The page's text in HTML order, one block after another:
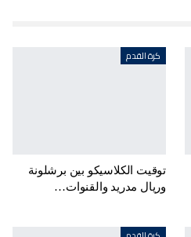
كرة القدم
توقيت الكلاسيكو بين برشلونة
وريال مدريد والقنوات…